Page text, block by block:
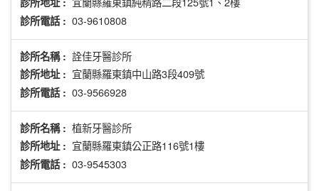
診所電話 : 03-9610808
診所名稱 : 詮佳牙醫診所
診所地址 : 宜蘭縣羅東鎮中山路3段409號
診所電話 : 03-9566928
診所名稱 : 植新牙醫診所
診所地址 : 宜蘭縣羅東鎮公正路116號1樓
診所電話 : 03-9545303